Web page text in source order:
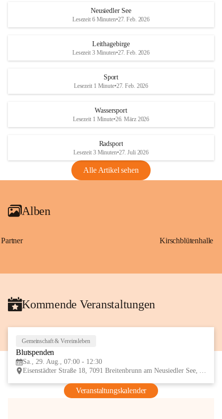
S
und den daraus folgenden wirtschaftlichen
Maßnahmen zur Bekämpfung
Rebe und der Amerikanischen
Anhang VBl. EU Nr. 18
1 Seite•1,4 MB
VBl. EU Nr. 18_2026
r
S
Neusiedler See
Lesezeit 6 Minuten•27. Feb. 2026
Leithagebirge
Lesezeit 3 Minuten•27. Feb. 2026
Sport
Lesezeit 1 Minute•27. Feb. 2026
Wassersport
Lesezeit 1 Minute•26. März 2026
Radsport
Lesezeit 3 Minuten•27. Juli 2026
Alle Artikel sehen
Alben
Partner Kirschblütenhalle
Kommende Veranstaltungen
Gemeinschaft & Vereinsleben
Blutspenden
Sa., 29. Aug., 07:00 - 12:30
Eisenstädter Straße 18, 7091 Breitenbrunn am Neusiedler See, AUT
Veranstaltungskalender